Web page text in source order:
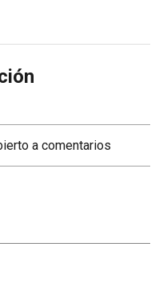
a comentarios